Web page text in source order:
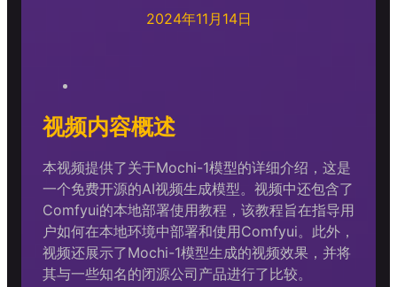
2024年11月14日
视频内容概述
本视频提供了关于Mochi-1模型的详细介绍，这是
一个免费开源的AI视频生成模型。视频中还包含了
Comfyui的本地部署使用教程，该教程旨在指导用
户如何在本地环境中部署和使用Comfyui。此外，
视频还展示了Mochi-1模型生成的视频效果，并将
其与一些知名的闭源公司产品进行了比较。